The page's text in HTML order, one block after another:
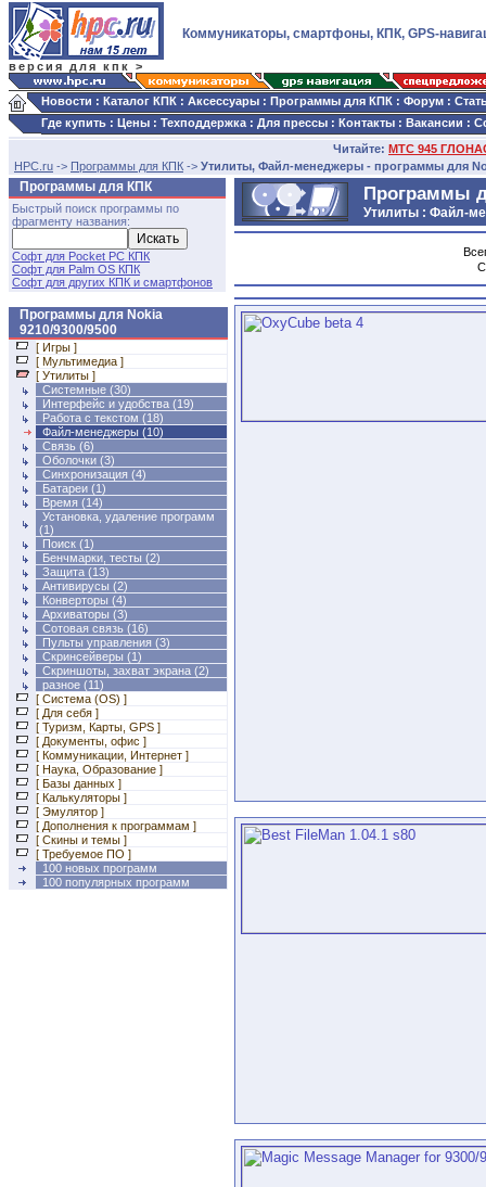
версия для кпк >
Коммуникаторы, смартфоны, КПК, GPS-
Новости : Каталог КПК : Аксессуары : Программы для КПК : Форум :
Где купить : Цены : Техподдержка : Для прессы : Контакты : Вакансии :
Читайте: МТС 945
HPC.ru -> Программы для КПК -> Утилиты, Файл-менеджеры - программы для
Программы для КПК
Быстрый поиск программы по
фрагменту названия:
Софт для Pocket PC КПК
Софт для Palm OS КПК
Софт для других КПК и смартфонов
Программы для Nokia
9210/9300/9500
[ Игры ]
[ Мультимедиа ]
[ Утилиты ]
Системные (30)
Интерфейс и удобства (19)
Работа с текстом (18)
Файл-менеджеры (10)
Связь (6)
Оболочки (3)
Синхронизация (4)
Батареи (1)
Время (14)
Установка, удаление программ
(1)
Поиск (1)
Бенчмарки, тесты (2)
Защита (13)
Антивирусы (2)
Конверторы (4)
Архиваторы (3)
Сотовая связь (16)
Пульты управления (3)
Скринсейверы (1)
Скриншоты, захват экрана (2)
разное (11)
[ Система (OS) ]
[ Для себя ]
[ Туризм, Карты, GPS ]
[ Документы, офис ]
[ Коммуникации, Интернет ]
[ Наука, Образование ]
[ Базы данных ]
[ Калькуляторы ]
[ Эмулятор ]
[ Дополнения к программам ]
[ Скины и темы ]
[ Требуемое ПО ]
100 новых программ
100 популярных программ
Программы
Утилиты : Файл-